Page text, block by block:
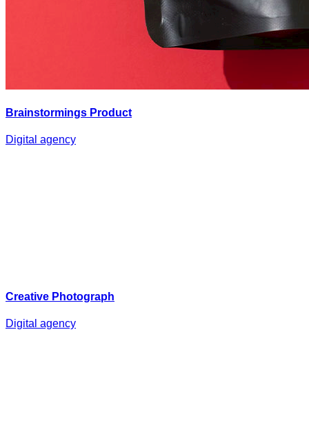
Brainstormings Product
Digital agency
Creative Photograph
Digital agency